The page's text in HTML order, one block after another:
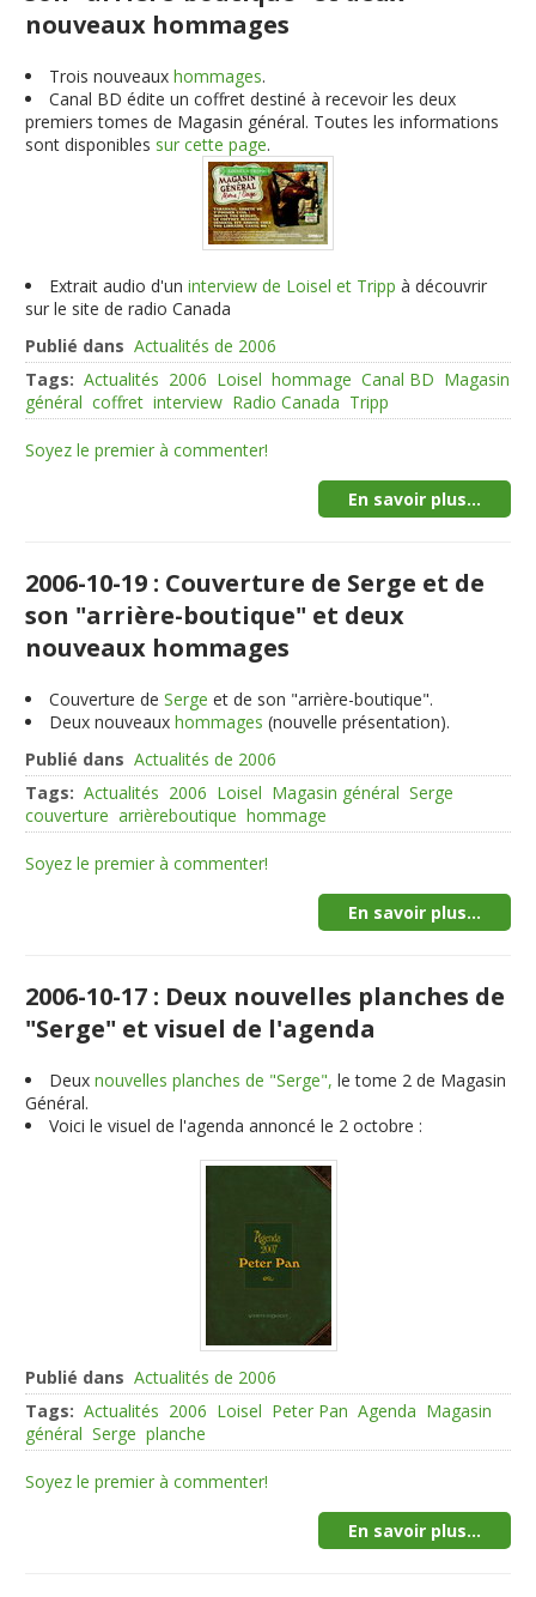
nouveaux hommages
Trois nouveauxhommages.
Canal BD édite un coffret destiné à recevoir les deux
premiers tomes de Magasin général. Toutes les informations
sont disponibles sur cette page.
Extrait audio d'uninterview de Loisel et Tripp à découvrir
sur le site de radio Canada
Publié dans Actualités de 2006
Tags: Actualités 2006 Loisel hommage Canal BD Magasin
général coffret interview Radio Canada Tripp
Soyez le premier à commenter!
En savoir plus...
2006-10-19 : Couverture de Serge et de
son "arrière-boutique" et deux
nouveaux hommages
Couverture deSerge et de son "arrière-boutique".
Deux nouveauxhommages (nouvelle présentation).
Publié dans Actualités de 2006
Tags: Actualités 2006 Loisel Magasin général Serge
couverture arrièreboutique hommage
Soyez le premier à commenter!
En savoir plus...
2006-10-17 : Deux nouvelles planches de
"Serge" et visuel de l'agenda
Deux nouvelles planches de "Serge", le tome 2 de Magasin
Général.
Voici le visuel de l'agenda annoncé le 2 octobre :
Publié dans Actualités de 2006
Tags: Actualités 2006 Loisel Peter Pan Agenda Magasin
général Serge planche
Soyez le premier à commenter!
En savoir plus...